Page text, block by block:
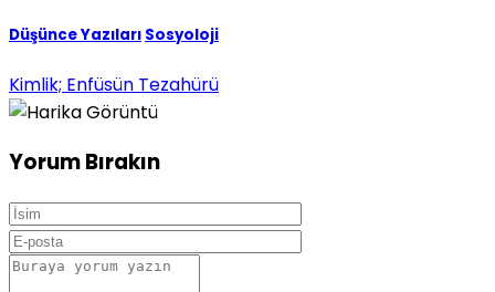
Düşünce Yazıları Sosyoloji
Kimlik; Enfüsün Tezahürü
Yorum Bırakın